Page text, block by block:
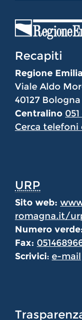
Recapiti
Regione
Viale Aldo
40127 Bologna
Centralino 051
Cerca telefoni
URP
Sito web:
romagna.it/
Numero
Fax:
Scrivici: e-mail